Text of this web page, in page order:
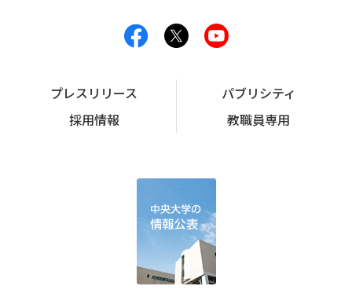
プレスリリース
パブリシティ
採用情報
教職員専用